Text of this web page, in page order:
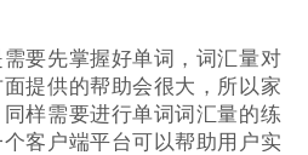
要先掌握好单词，词汇量对
提供的帮助会很大，所以家
样需要进行单词词汇量的练
客户端平台可以帮助用户实